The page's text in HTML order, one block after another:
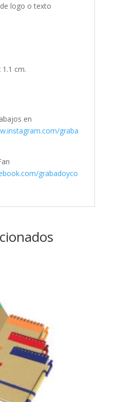
logo o texto
1.1 cm.
en
graba
grabadoyco